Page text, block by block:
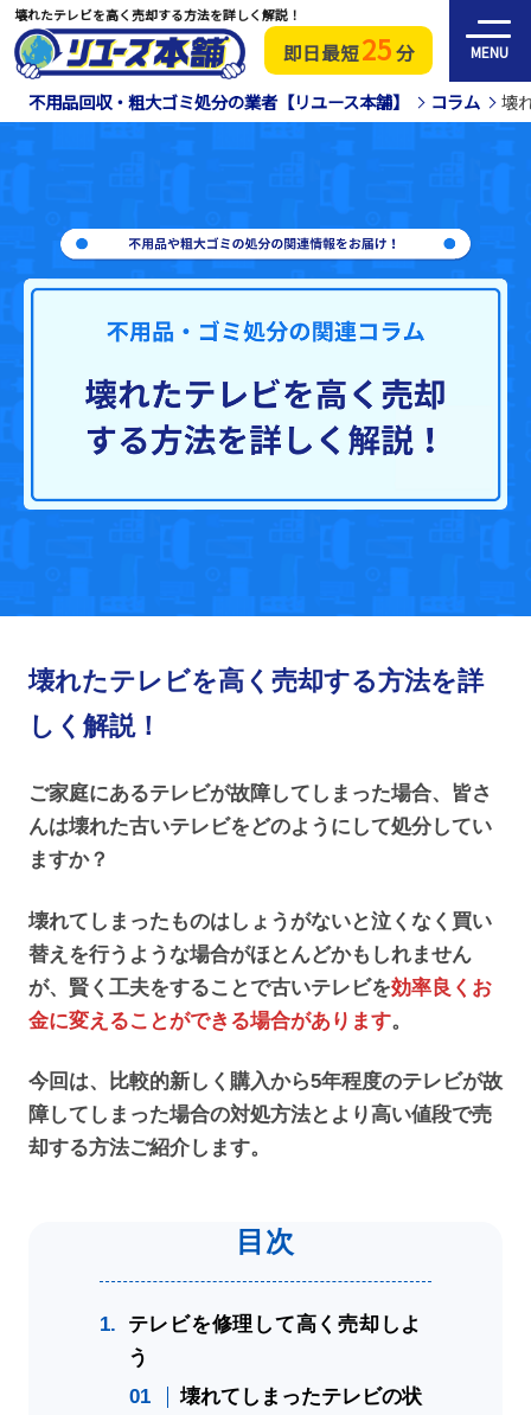
即日最短25分 MENU
壊れたテレビを高く売却する方法を詳しく解説！
不用品回収・粗大ゴミ処分の業者【リユース本舗】 コラム 壊
壊れたテレビを高く売却する方法を詳
しく解説！
ご家庭にあるテレビが故障してしまった場合、皆さ
んは壊れた古いテレビをどのようにして処分してい
ますか？
壊れてしまったものはしょうがないと泣くなく買い
替えを行うような場合がほとんどかもしれません
が、賢く工夫をすることで古いテレビを効率良くお
金に変えることができる場合があります。
今回は、比較的新しく購入から5年程度のテレビが故
障してしまった場合の対処方法とより高い値段で売
却する方法ご紹介します。
テレビを修理して高く売却しよ
う
壊れてしまったテレビの状